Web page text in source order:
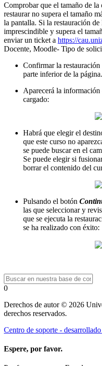
Comprobar que el tamaño de la
restaurar no supera el tamaño
la pantalla. Si la restauración
imprescindible y supera el
enviar un ticket a https://
Docente, Moodle- Tipo de
Confirmar la
parte inferior de la página.
Aparecerá la
cargado:
Habrá que elegir el
que este curso no
se puede buscar en el
Se puede elegir si
borrar el contenido del
Pulsando el botón
las que seleccionar y
que se ejecuta la
se ha realizado con éxito:
0
Derechos de autor © 2026
derechos reservados.
Centro de soporte -
Espere, por favor.